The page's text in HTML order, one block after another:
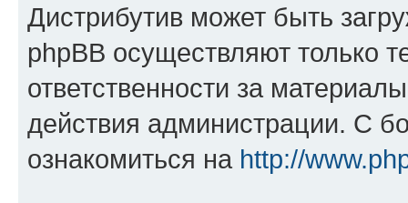
Дистрибутив может быть
phpBB осуществляют только
ответственности за
действия администрации. С
ознакомиться на http://